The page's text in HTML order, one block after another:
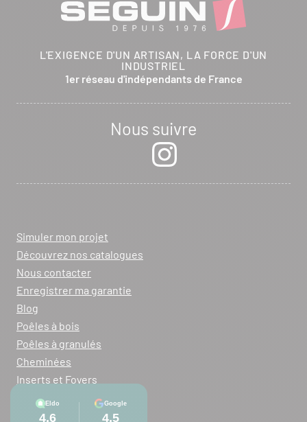
L'EXIGENCE D'UN ARTISAN, LA FORCE D'UN
INDUSTRIEL
1er réseau d'indépendants de France
Nous suivre
Simuler mon projet
Découvrez nos catalogues
Nous contacter
Enregistrer ma garantie
Blog
Poêles à bois
Poêles à granulés
Cheminées
Inserts et Foyers